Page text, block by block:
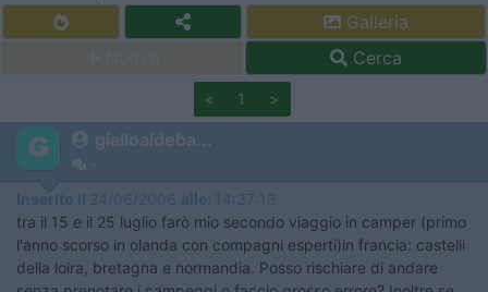
Galleria
Cerca
< 1 >
gialloaldeba...
Inserito il 24/06/2006 alle: 14:37:13
tra il 15 e il 25 luglio farò mio secondo viaggio in camper (primo
l'anno scorso in olanda con compagni esperti)in francia: castelli
della loira, bretagna e normandia. Posso rischiare di andare